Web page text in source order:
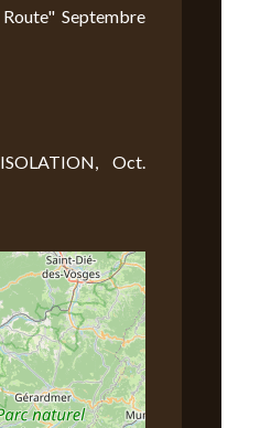
Septembre
Oct.